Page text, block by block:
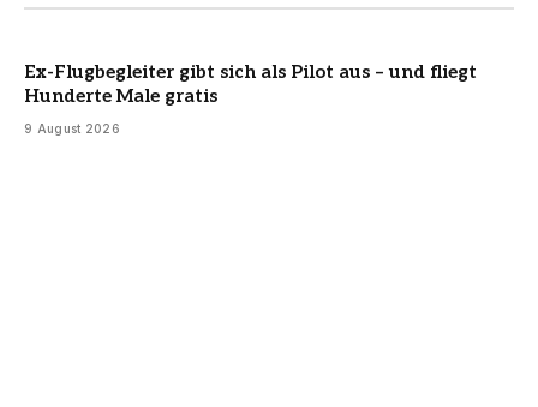
Ex-Flugbegleiter gibt sich als Pilot aus – und fliegt
Hunderte Male gratis
9 August 2026